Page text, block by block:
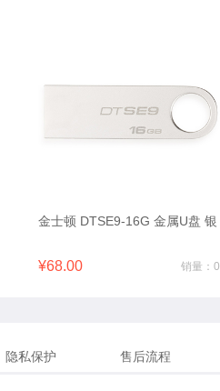
金士顿 DTSE9-16G 金属U盘 银
¥68.00 销量：0
隐私保护 售后流程